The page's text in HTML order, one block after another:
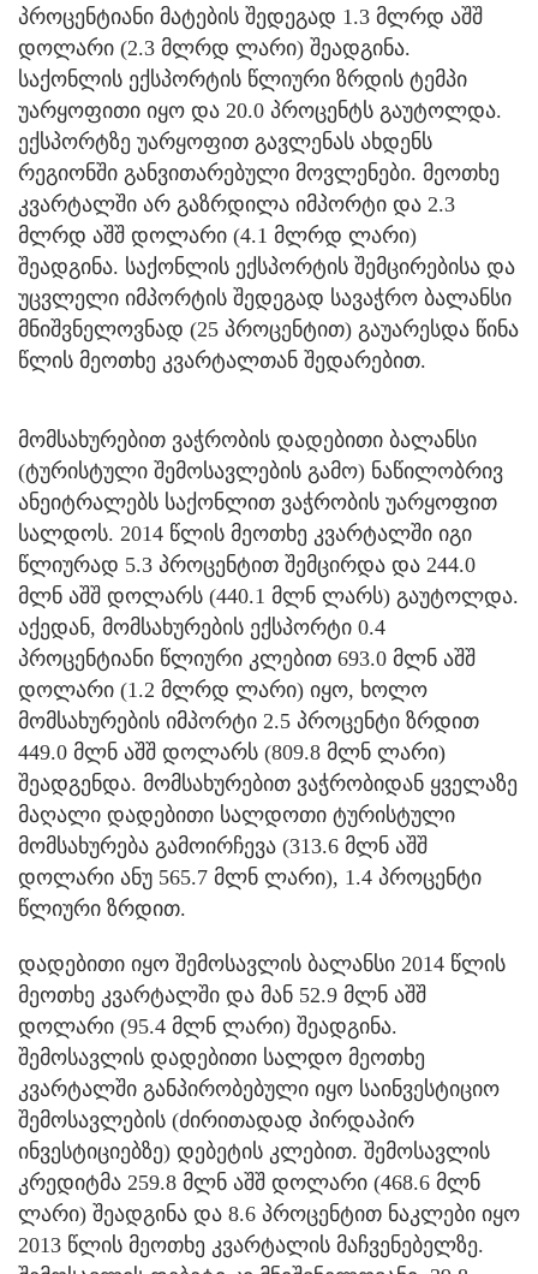
პროცენტიანი მატების შედეგად 1.3 მლრდ აშშ
დოლარი (2.3 მლრდ ლარი) შეადგინა.
საქონლის ექსპორტის წლიური ზრდის ტემპი
უარყოფითი იყო და 20.0 პროცენტს გაუტოლდა.
ექსპორტზე უარყოფით გავლენას ახდენს
რეგიონში განვითარებული მოვლენები. მეოთხე
კვარტალში არ გაზრდილა იმპორტი და 2.3
მლრდ აშშ დოლარი (4.1 მლრდ ლარი)
შეადგინა. საქონლის ექსპორტის შემცირებისა და
უცვლელი იმპორტის შედეგად სავაჭრო ბალანსი
მნიშვნელოვნად (25 პროცენტით) გაუარესდა წინა
წლის მეოთხე კვარტალთან შედარებით.
მომსახურებით ვაჭრობის დადებითი ბალანსი
(ტურისტული შემოსავლების გამო) ნაწილობრივ
ანეიტრალებს საქონლით ვაჭრობის უარყოფით
სალდოს. 2014 წლის მეოთხე კვარტალში იგი
წლიურად 5.3 პროცენტით შემცირდა და 244.0
მლნ აშშ დოლარს (440.1 მლნ ლარს) გაუტოლდა.
აქედან, მომსახურების ექსპორტი 0.4
პროცენტიანი წლიური კლებით 693.0 მლნ აშშ
დოლარი (1.2 მლრდ ლარი) იყო, ხოლო
მომსახურე­ბის იმპორტი 2.5 პროცენტი ზრდით
449.0 მლნ აშშ დოლარს (809.8 მლნ ლარი)
შეადგენდა. მომსახურებით ვაჭრობიდან ყველაზე
მაღალი დადებითი სალდოთი ტურისტული
მომსახურება გამოირჩევა (313.6 მლნ აშშ
დოლარი ანუ 565.7 მლნ ლარი), 1.4 პროცენტი
წლიური ზრდით.
დადებითი იყო შემოსავლის ბალანსი 2014 წლის
მეოთხე კვარტალში და მან 52.9 მლნ აშშ
დოლარი (95.4 მლნ ლარი) შეადგინა.
შემოსავლის დადებითი სალდო მეოთხე
კვარტალში განპირობებული იყო საინვესტიციო
შემოსავლების (ძირითადად პირდაპირ
ინვესტიციებზე) დებეტის კლებით. შემოსავლის
კრედიტმა 259.8 მლნ აშშ დოლარი (468.6 მლნ
ლარი) შეადგინა და 8.6 პროცენტით ნაკლები იყო
2013 წლის მეოთხე კვარტალის მაჩვენებელზე.